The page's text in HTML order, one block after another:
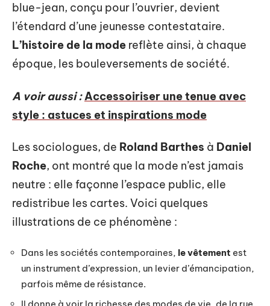
blue-jean, conçu pour l’ouvrier, devient
l’étendard d’une jeunesse contestataire.
L’histoire de la mode reflète ainsi, à chaque
époque, les bouleversements de société.
A voir aussi : Accessoiriser une tenue avec
style : astuces et inspirations mode
Les sociologues, de Roland Barthes à Daniel
Roche, ont montré que la mode n’est jamais
neutre : elle façonne l’espace public, elle
redistribue les cartes. Voici quelques
illustrations de ce phénomène :
Dans les sociétés contemporaines, le vêtement est
un instrument d’expression, un levier d’émancipation,
parfois même de résistance.